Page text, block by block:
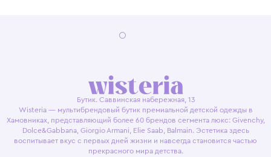
Бутик. Саввинская набережная, 13
Wisteria — мультибрендовый бутик премиальной детской одежды в
Хамовниках, представляющий более 60 брендов сегмента люкс: Givenchy,
Dolce&Gabbana, Giorgio Armani, Elie Saab, Balmain. Эстетика здесь
воспитывает вкус с первых дней жизни и навсегда становится частью
прекрасного мира детства.